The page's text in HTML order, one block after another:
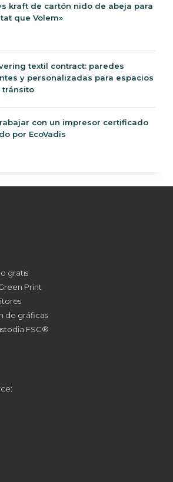
kraft de cartón nido de abeja para
que Volem»
textil contract: paredes
y personalizadas para espacios
tránsito
trabajar con un impresor
FSC® y evaluado por EcoVadis
gratis
Print
de gráficas
FSC®